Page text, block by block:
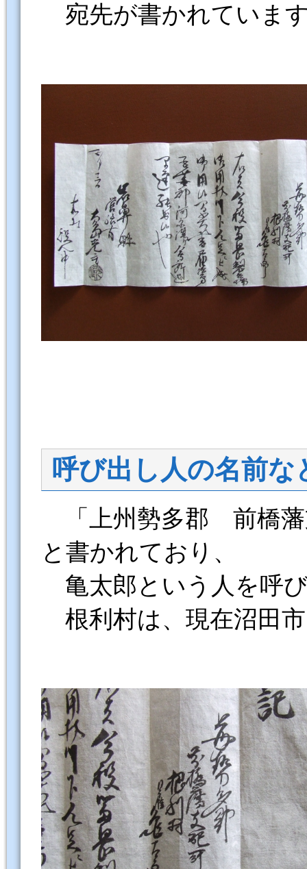
宛先が書かれていま
呼び出し人の名前な
「上州勢多郡 前橋
と書かれており、
亀太郎という人を呼
根利村は、現在沼田